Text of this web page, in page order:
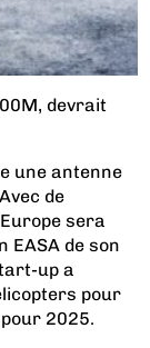
devrait
une antenne
de
sera
de son
up a
pour
2025.